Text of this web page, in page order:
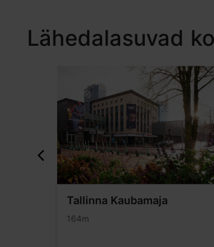
Lähedalasuvad
Tallinna Kaubamaja
164m